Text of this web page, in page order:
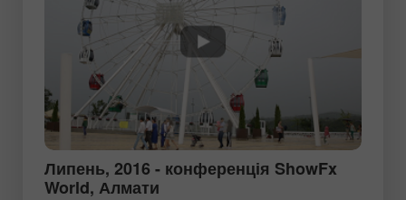
Липень, 2016 - конференція ShowFx
World, Алмати